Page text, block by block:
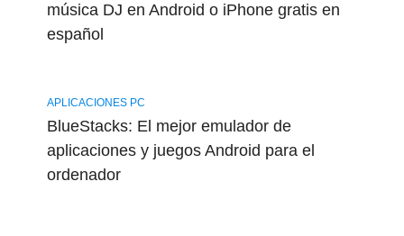
música DJ en Android o iPhone gratis en
español
APLICACIONES PC
BlueStacks: El mejor emulador de
aplicaciones y juegos Android para el
ordenador